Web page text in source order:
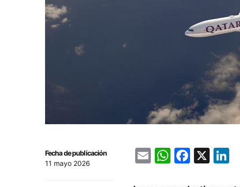
Fecha de publicación
11 mayo 2026
EmailWhatsApp
X